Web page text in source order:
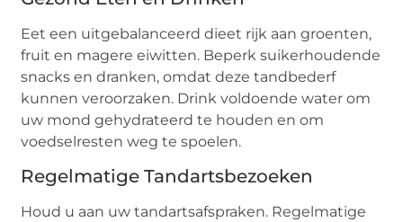
Eet een uitgebalanceerd dieet rijk aan groenten,
fruit en magere eiwitten. Beperk suikerhoudende
snacks en dranken, omdat deze tandbederf
kunnen veroorzaken. Drink voldoende water om
uw mond gehydrateerd te houden en om
voedselresten weg te spoelen.
Regelmatige Tandartsbezoeken
Houd u aan uw tandartsafspraken. Regelmatige